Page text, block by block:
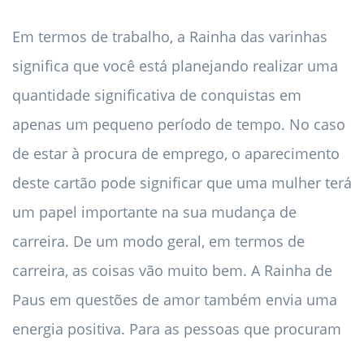
Em termos de trabalho, a Rainha das varinhas
significa que você está planejando realizar uma
quantidade significativa de conquistas em
apenas um pequeno período de tempo. No caso
de estar à procura de emprego, o aparecimento
deste cartão pode significar que uma mulher terá
um papel importante na sua mudança de
carreira. De um modo geral, em termos de
carreira, as coisas vão muito bem. A Rainha de
Paus em questões de amor também envia uma
energia positiva. Para as pessoas que procuram